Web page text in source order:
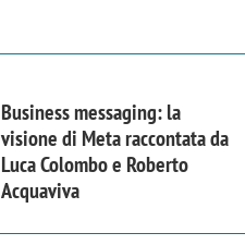
Business messaging: la
visione di Meta raccontata da
Luca Colombo e Roberto
Acquaviva